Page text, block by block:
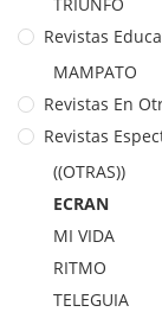
Revistas
MAMPATO
Revistas En
Revistas
((OTRAS))
ECRAN
MI VIDA
RITMO
TELEGUIA